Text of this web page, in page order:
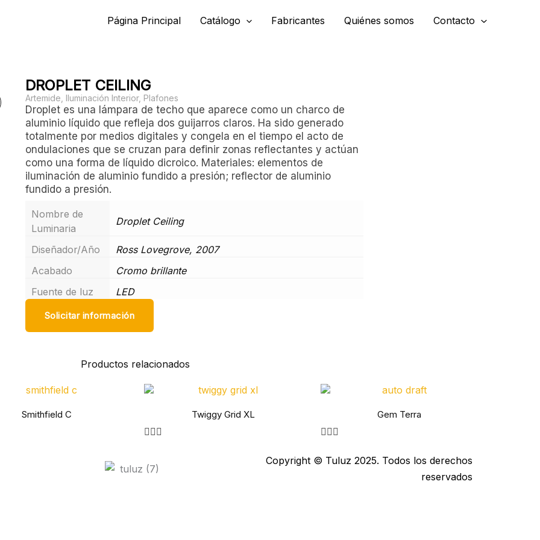
Página Principal Catálogo Fabricantes Quiénes somos Contacto
DROPLET CEILING
Artemide Iluminación Interior, Plafones
Droplet es una lámpara de techo que aparece como un charco de
aluminio líquido que refleja dos guijarros claros. Ha sido generado
totalmente por medios digitales y congela en el tiempo el acto de
ondulaciones que se cruzan para definir zonas reflectantes y actúan
como una forma de líquido dicroico. Materiales: elementos de
iluminación de aluminio fundido a presión; reflector de aluminio
fundido a presión.
Nombre de
Luminaria
Droplet Ceiling
Diseñador/Año
Ross Lovegrove, 2007
Acabado
Cromo brillante
Fuente de luz
LED
Solicitar información
Productos relacionados
Smithfield C Twiggy Grid XL Gem Terra
Copyright © Tuluz 2025. Todos los derechos
reservados